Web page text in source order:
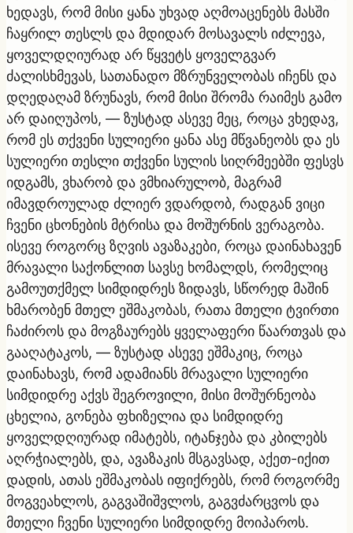
ხედავს, რომ მისი ყანა უხვად აღმოაცენებს მასში
ჩაყრილ თესლს და მდიდარ მოსავალს იძლევა,
ყოველდღიურად არ წყვეტს ყოველგვარ
ძალისხმევას, სათანადო მზრუნველობას იჩენს და
დღედაღამ ზრუნავს, რომ მისი შრომა რაიმეს გამო
არ დაიღუპოს, — ზუსტად ასევე მეც, როცა ვხედავ,
რომ ეს თქვენი სულიერი ყანა ასე მწვანეობს და ეს
სულიერი თესლი თქვენი სულის სიღრმეებში ფესვს
იდგამს, ვხარობ და ვმხიარულობ, მაგრამ
იმავდროულად ძლიერ ვდარდობ, რადგან ვიცი
ჩვენი ცხონების მტრისა და მოშურნის ვერაგობა.
ისევე როგორც ზღვის ავაზაკები, როცა დაინახავენ
მრავალი საქონლით სავსე ხომალდს, რომელიც
გამოუთქმელ სიმდიდრეს ზიდავს, სწორედ მაშინ
ხმარობენ მთელ ეშმაკობას, რათა მთელი ტვირთი
ჩაძიროს და მოგზაურებს ყველაფერი წაართვას და
გააღატაკოს, — ზუსტად ასევე ეშმაკიც, როცა
დაინახავს, რომ ადამიანს მრავალი სულიერი
სიმდიდრე აქვს შეგროვილი, მისი მოშურნეობა
ცხელია, გონება ფხიზელია და სიმდიდრე
ყოველდღიურად იმატებს, იტანჯება და კბილებს
აღრჭიალებს, და, ავაზაკის მსგავსად, აქეთ-იქით
დადის, ათას ეშმაკობას იფიქრებს, რომ როგორმე
მოგვეახლოს, გაგვაშიშვლოს, გაგვძარცვოს და
მთელი ჩვენი სულიერი სიმდიდრე მოიპაროს.